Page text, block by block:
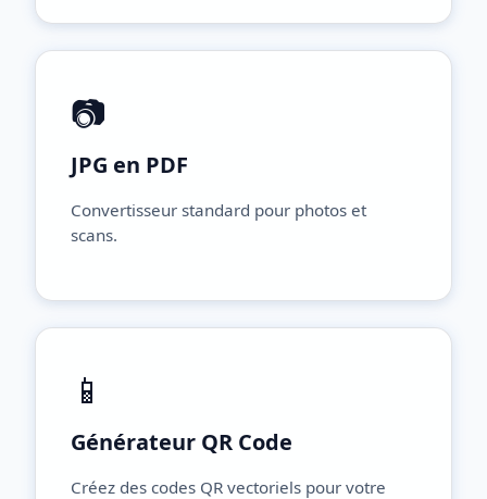
📷
JPG en PDF
Convertisseur standard pour photos et
scans.
📱
Générateur QR Code
Créez des codes QR vectoriels pour votre